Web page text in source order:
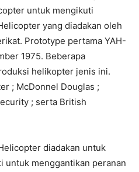
untuk mengikuti
yang diadakan oleh
Prototype pertama YAH-
1975. Beberapa
helikopter jenis ini.
; McDonnel Douglas ;
; serta British
diadakan untuk
untuk menggantikan peranan